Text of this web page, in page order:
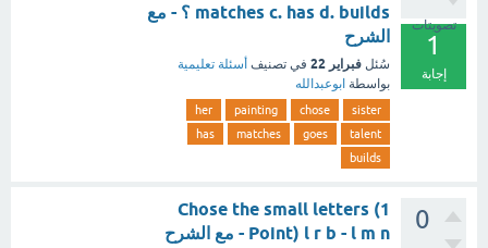
تصويتات
1
إجابة
matches c. has d. builds ؟ - مع
الشرح
سُئل فبراير 22 في تصنيف أسئلة تعليمية
بواسطة ابوعبدالله
sister
chose
painting
her
talent
goes
matches
has
builds
0
Chose the small letters (1
Point) l r b - l m n - مع الشرح